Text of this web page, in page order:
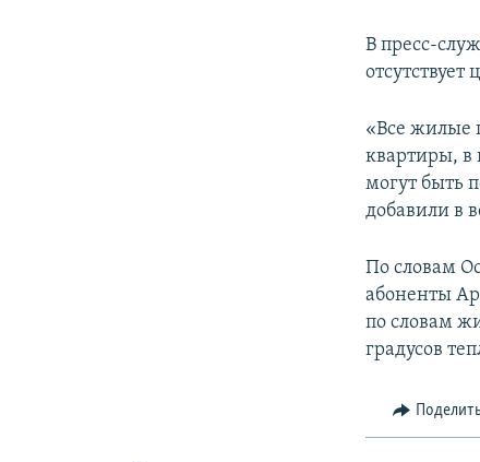
В пресс-
«Все жилые
квартиры, в
могут быть
добавили в
По словам
абоненты
по словам
градусов